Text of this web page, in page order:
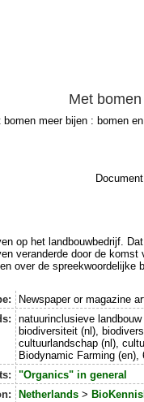
Met
bomen meer bijen : bomen
op het landbouwbedrijf.
veranderde door de
over de spreekwoordelijke
Newspaper or magazine
natuurinclusieve
biodiversiteit (nl),
cultuurlandschap (nl),
Biodynamic Farming (en),
"Organics" in general
Netherlands >